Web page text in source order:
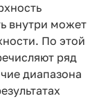
внутри может
По этой
ряд
диапазона